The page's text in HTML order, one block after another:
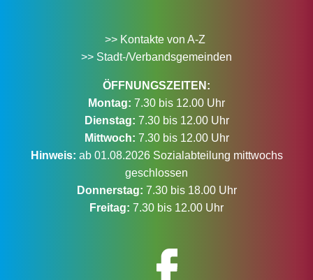
>> Kontakte von A-Z
>> Stadt-/Verbandsgemeinden
ÖFFNUNGSZEITEN:
Montag: 7.30 bis 12.00 Uhr
Dienstag: 7.30 bis 12.00 Uhr
Mittwoch: 7.30 bis 12.00 Uhr
Hinweis: ab 01.08.2026 Sozialabteilung mittwochs
geschlossen
Donnerstag: 7.30 bis 18.00 Uhr
Freitag: 7.30 bis 12.00 Uhr